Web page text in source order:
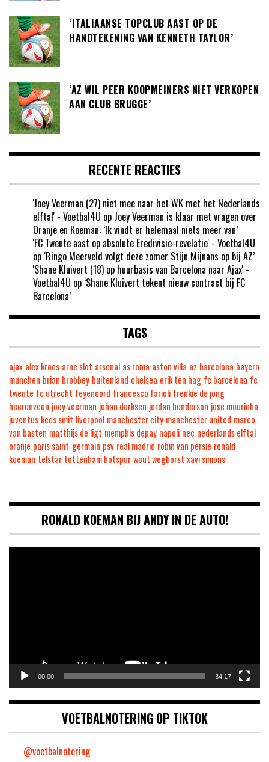
‘ITALIAANSE TOPCLUB AAST OP DE
HANDTEKENING VAN KENNETH TAYLOR’
‘AZ WIL PEER KOOPMEINERS NIET VERKOPEN
AAN CLUB BRUGGE’
RECENTE REACTIES
'Joey Veerman (27) niet mee naar het WK met het Nederlands
elftal' - Voetbal4U op Joey Veerman is klaar met vragen over
Oranje en Koeman: ‘Ik vindt er helemaal niets meer van’
'FC Twente aast op absolute Eredivisie-revelatie' - Voetbal4U
op ‘Ringo Meerveld volgt deze zomer Stijn Mijnans op bij AZ’
'Shane Kluivert (18) op huurbasis van Barcelona naar Ajax' -
Voetbal4U op ‘Shane Kluivert tekent nieuw contract bij FC
Barcelona’
TAGS
ajax alex kroes arne slot arsenal as roma aston villa az barcelona bayern
munchen brian brobbey buitenland chelsea erik ten hag fc barcelona fc
twente fc utrecht feyenoord francesco farioli frenkie de jong
heerenveen joey veerman johan derksen jordan henderson jose mourinho
juventus kees smit liverpool manchester city manchester united marco
van basten matthijs de ligt memphis depay napoli nec nederlands elftal
oranje paris saint-germain psv real madrid robin van persie ronald
koeman telstar tottenham hotspurwout weghorst xavi simons
RONALD KOEMAN BIJ ANDY IN DE AUTO!
00:00 34:17
VOETBALNOTERING OP TIKTOK
@voetbalnotering